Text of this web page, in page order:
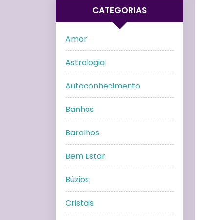
CATEGORIAS
Amor
Astrologia
Autoconhecimento
Banhos
Baralhos
Bem Estar
Búzios
Cristais